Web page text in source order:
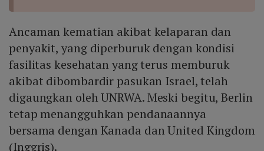
Ancaman kematian akibat kelaparan dan
penyakit, yang diperburuk dengan kondisi
fasilitas kesehatan yang terus memburuk
akibat dibombardir pasukan Israel, telah
digaungkan oleh UNRWA. Meski begitu, Berlin
tetap menangguhkan pendanaannya
bersama dengan Kanada dan United Kingdom
(Inggris).